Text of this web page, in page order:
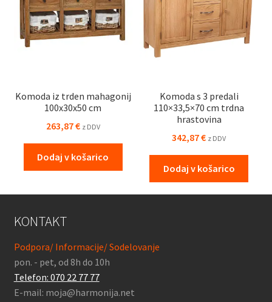
Komoda iz trden mahagonij
100x30x50 cm
263,87€ z DDV
Dodaj v košarico
Komoda s 3 predali
110×33,5×70 cm trdna
hrastovina
342,87€ z DDV
Dodaj v košarico
KONTAKT
Podpora/ Informacije/ Sodelovanje
pon. - pet, od 8h do 10h
Telefon: 070 22 77 77
E-mail: moja@harmonija.net